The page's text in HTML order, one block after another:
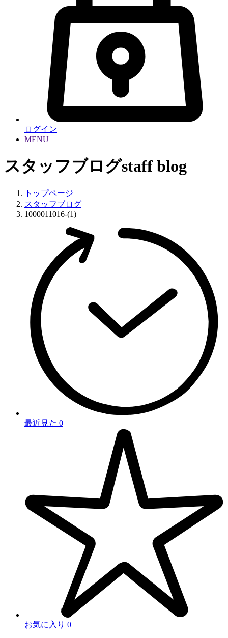
ログイン
MENU
スタッフブログstaff blog
トップページ
スタッフブログ
1000011016-(1)
最近見た 0
お気に入り 0